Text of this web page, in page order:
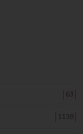
63
1138